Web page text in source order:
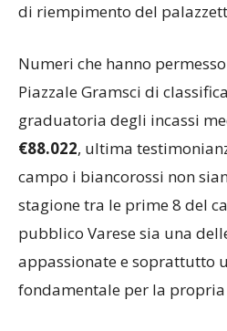
di riempimento del
Numeri che hanno
Piazzale Gramsci di
graduatoria degli incassi
€88.022, ultima
campo i biancorossi non
stagione tra le prime 8 del
pubblico Varese sia una
appassionate e soprattutto
fondamentale per la